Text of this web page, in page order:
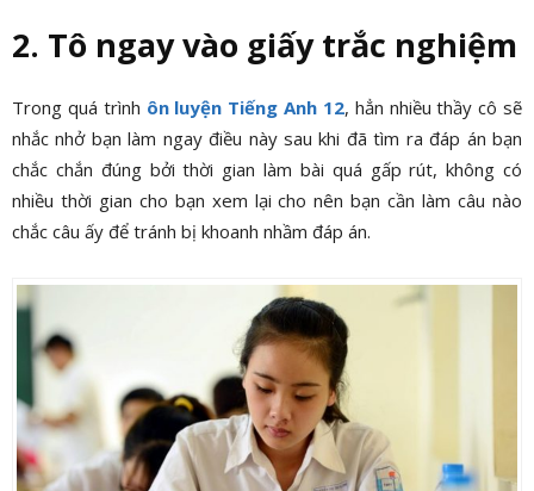
2. Tô ngay vào giấy trắc nghiệm
Trong quá trình ôn luyện Tiếng Anh 12, hẳn nhiều thầy cô sẽ
nhắc nhở bạn làm ngay điều này sau khi đã tìm ra đáp án bạn
chắc chắn đúng bởi thời gian làm bài quá gấp rút, không có
nhiều thời gian cho bạn xem lại cho nên bạn cần làm câu nào
chắc câu ấy để tránh bị khoanh nhầm đáp án.